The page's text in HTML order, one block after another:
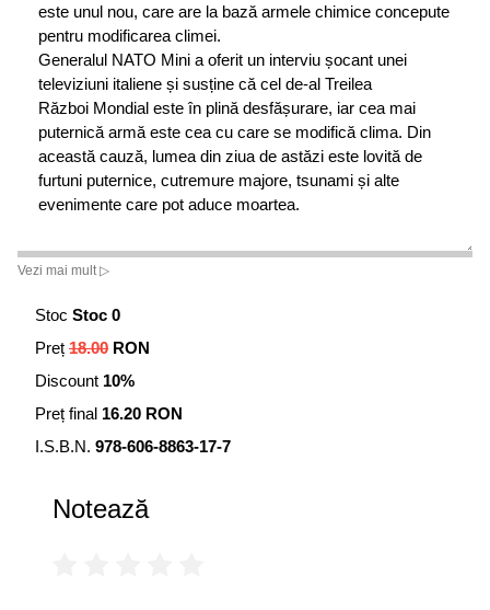
este unul nou, care are la bază armele chimice concepute
pentru modificarea climei.
Generalul NATO Mini a oferit un interviu șocant unei
televiziuni italiene și susține că cel de-al Treilea
Război Mondial este în plină desfășurare, iar cea mai
puternică armă este cea cu care se modifică clima. Din
această cauză, lumea din ziua de astăzi este lovită de
furtuni puternice, cutremure majore, tsunami și alte
evenimente care pot aduce moartea.
Vezi mai mult ▷
Stoc Stoc 0
Preț 18.00 RON
Discount 10%
Preț final 16.20 RON
I.S.B.N. 978-606-8863-17-7
Notează